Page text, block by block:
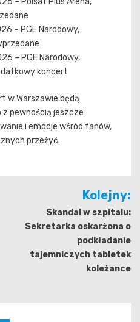
– PGE Narodowy,
– PGE Narodowy,
koncert
w Warszawie będą
z pewnością jeszcze
i emocje wśród fanów,
przeżyć.
Kolejny:
Skandal w szpitalu:
Sekretarka oskarżona o
podkładanie
tajemniczych tabletek
koleżance